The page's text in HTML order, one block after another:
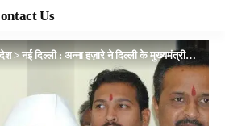
Us
देश>नई दिल्ली : अन्ना हज़ारे ने दिल्ली के मुख्यमंत्री अरविंद केजरीवाल को खुब लताड़ा